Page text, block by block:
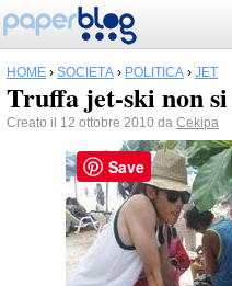
HOME › SOCIETÀ › POLITICA › JET
Truffa jet-ski non
Creato il 12 ottobre 2010 da Cekipa
Save